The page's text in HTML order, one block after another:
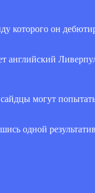
которого он
английский
могут
одной